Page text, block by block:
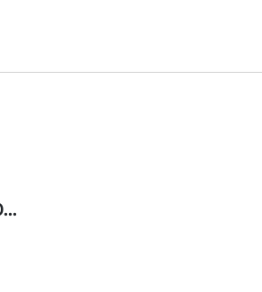
BLVKCAT Beach Festival 2026, Wake up Varvara